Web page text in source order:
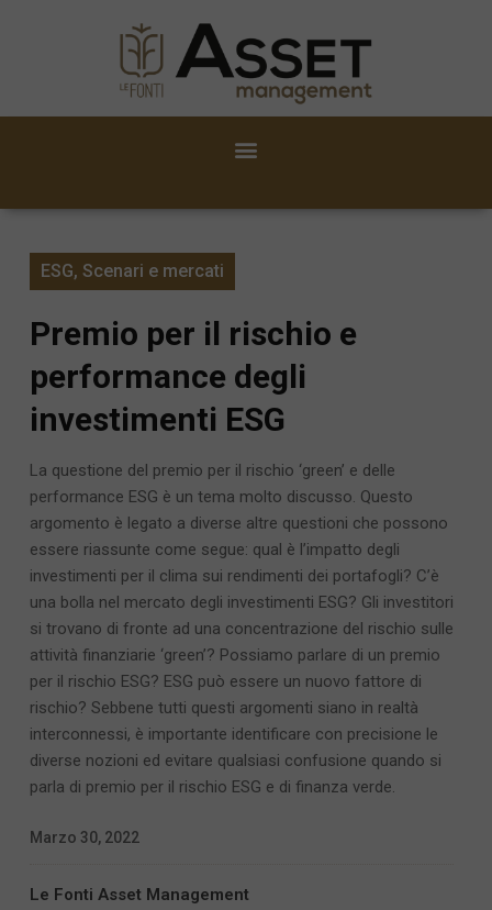
ESG, Scenari e mercati
Premio per il rischio e
performance degli
investimenti ESG
La questione del premio per il rischio ‘green’ e delle
performance ESG è un tema molto discusso. Questo
argomento è legato a diverse altre questioni che possono
essere riassunte come segue: qual è l’impatto degli
investimenti per il clima sui rendimenti dei portafogli? C’è
una bolla nel mercato degli investimenti ESG? Gli investitori
si trovano di fronte ad una concentrazione del rischio sulle
attività finanziarie ‘green’? Possiamo parlare di un premio
per il rischio ESG? ESG può essere un nuovo fattore di
rischio? Sebbene tutti questi argomenti siano in realtà
interconnessi, è importante identificare con precisione le
diverse nozioni ed evitare qualsiasi confusione quando si
parla di premio per il rischio ESG e di finanza verde.
Marzo 30, 2022
Le Fonti Asset Management